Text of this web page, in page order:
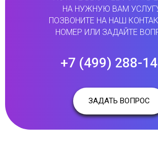
НА НУЖНУЮ ВАМ
ПОЗВОНИТЕ НА НАШ
НОМЕР ИЛИ ЗАДАЙТЕ
+7 (499) 288-
ЗАДАТЬ ВОПРОС